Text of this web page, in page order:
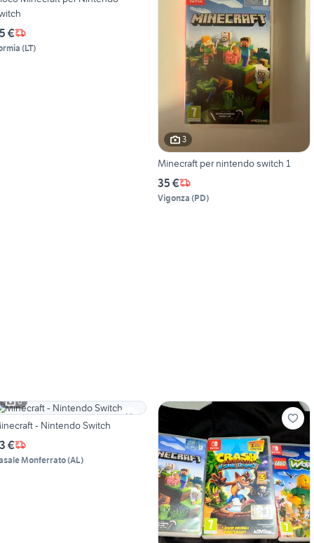
€
(LT)
3
Minecraft per nintendo switch 1
35 €
Vigonza (PD)
6
- Nintendo Switch
€
Monferrato(AL)